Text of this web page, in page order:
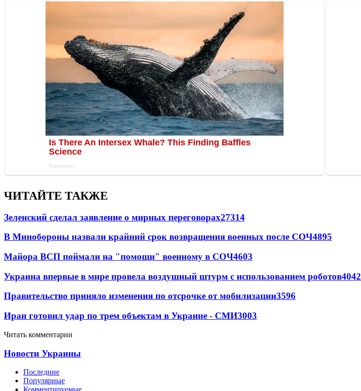
ЧИТАЙТЕ ТАКЖЕ
Зеленский сделал заявление о мирных переговорах27314
В Минобороны назвали крайний срок возвращения военных после СОЧ4895
Майора ВСП поймали на "помощи" военному в СОЧ4603
Украина впервые в мире провела воздушный штурм с использованием роботов4042
Правительство приняло изменения по отсрочке от мобилизации3596
Иран готовил удар по трем объектам в Украине - СМИ3003
Читать комментарии
Новости Украины
Последние
Популярные